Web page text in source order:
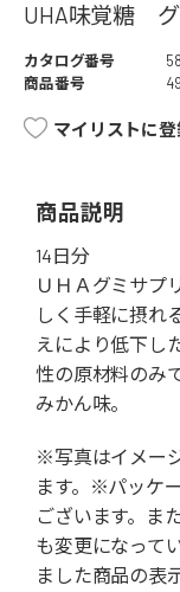
UHA味覚糖
カタログ番号
商品番号
マイリストに登
商品説明
14日分
ＵＨＡグミサプ
しく手軽に摂れ
えにより低下し
性の原材料のみ
みかん味。
※写真はイメー
ます。※パッケ
ございます。ま
も変更になって
ました商品の表